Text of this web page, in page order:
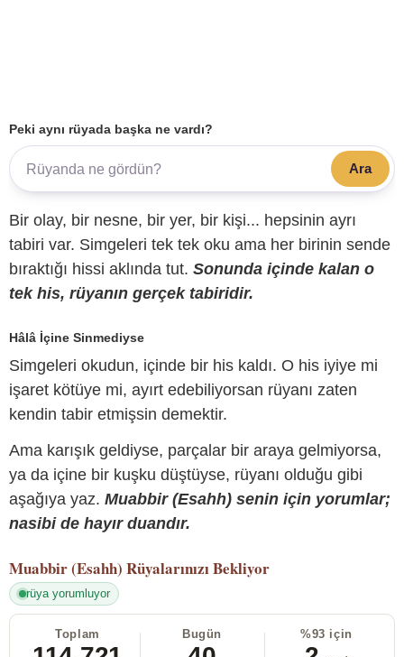
Peki aynı rüyada başka ne vardı?
Ara
Bir olay, bir nesne, bir yer, bir kişi... hepsinin ayrı
tabiri var. Simgeleri tek tek oku ama her birinin sende
bıraktığı hissi aklında tut. Sonunda içinde kalan o
tek his, rüyanın gerçek tabiridir.
Hâlâ İçine Sinmediyse
Simgeleri okudun, içinde bir his kaldı. O his iyiye mi
işaret kötüye mi, ayırt edebiliyorsan rüyanı zaten
kendin tabir etmişsin demektir.
Ama karışık geldiyse, parçalar bir araya gelmiyorsa,
ya da içine bir kuşku düştüyse, rüyanı olduğu gibi
aşağıya yaz. Muabbir (Esahh) senin için yorumlar;
nasibi de hayır duandır.
Muabbir (Esahh) Rüyalarınızı Bekliyor
rüya yorumluyor
Toplam Bugün %93 için